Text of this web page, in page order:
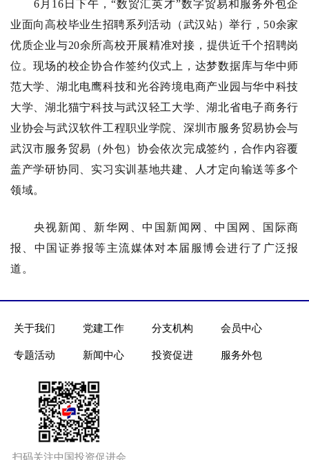
6月16日下午，“数贸汇英才”数字贸易和服务外包企
业面向高校毕业生招聘系列活动（武汉站）举行，50余家
优质企业与20余所高校开展精准对接，提供近千个招聘岗
位。现场的校企协合作签约仪式上，达梦数据库与华中师
范大学、湖北电鹰科技和光谷跨境电商产业园与华中科技
大学、湖北猫宁科技与武汉轻工大学、湖北省电子商务行
业协会与武汉软件工程职业学院、深圳市服务贸易协会与
武汉市服务贸易（外包）协会依次完成签约，合作内容覆
盖产学研协同、实习实训基地共建、人才定向输送等多个
领域。
央视新闻、新华网、中国新闻网、中国网、国际商
报、中国证券报等主流媒体对本届服博会进行了广泛报
道。
关于我们 党建工作 分支机构 会员中心
专题活动 新闻中心 投资促进 服务外包
扫码关注中国投资促进会